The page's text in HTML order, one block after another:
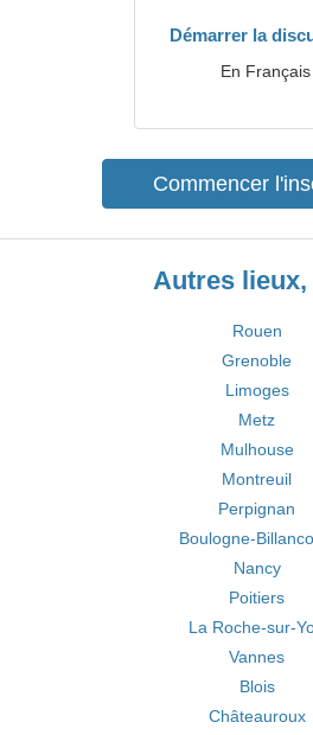
Démarrer la
En Français
Commencer
Autres
Rouen
Grenoble
Limoges
Metz
Mulhouse
Montreuil
Perpignan
Boulogne-
Nancy
Poitiers
La Roche-sur-
Vannes
Blois
Châteauroux